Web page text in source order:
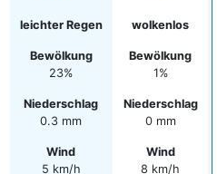
leichter Regen
Bewölkung
23%
Niederschlag
0.3 mm
Wind
5 km/h
wolkenlos
Bewölkung
1%
Niederschlag
0 mm
Wind
8 km/h